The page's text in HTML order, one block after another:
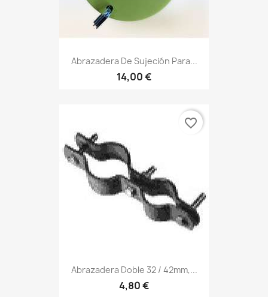
Abrazadera De Sujeción Para...
14,00 €
Abrazadera Doble 32 / 42mm,...
4,80 €
favorite_border